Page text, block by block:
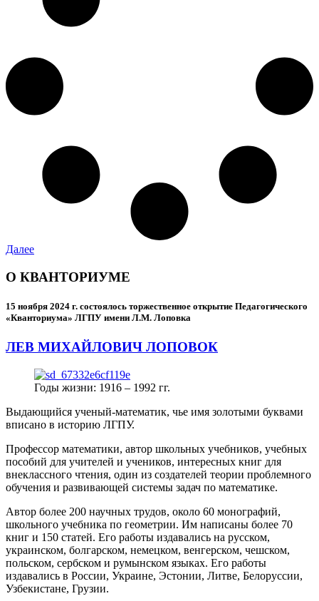
Далее
О КВАНТОРИУМЕ
15 ноября 2024 г. состоялось торжественное открытие Педагогического
«Кванториума» ЛГПУ имени Л.М. Лоповка
ЛЕВ МИХАЙЛОВИЧ ЛОПОВОК
Годы жизни: 1916 – 1992 гг.
Выдающийся ученый-математик, чье имя золотыми буквами
вписано в историю ЛГПУ.
Профессор математики, автор школьных учебников, учебных
пособий для учителей и учеников, интересных книг для
внеклассного чтения, один из создателей теории проблемного
обучения и развивающей системы задач по математике.
Автор более 200 научных трудов, около 60 монографий,
школьного учебника по геометрии. Им написаны более 70
книг и 150 статей. Его работы издавались на русском,
украинском, болгарском, немецком, венгерском, чешском,
польском, сербском и румынском языках. Его работы
издавались в России, Украине, Эстонии, Литве, Белоруссии,
Узбекистане, Грузии.